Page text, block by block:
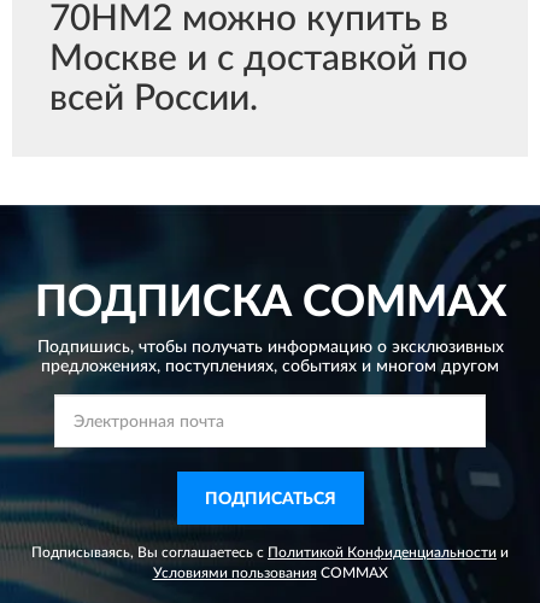
70HM2 можно купить в
Москве и с доставкой по
всей России.
ПОДПИСКАCOMMAX
Подпишись, чтобы получать информацию о эксклюзивных
предложениях, поступлениях, событиях и многом другом
ПОДПИСАТЬСЯ
Подписываясь, Вы соглашаетесь с Политикой Конфиденциальности и
Условиями пользованияCOMMAX